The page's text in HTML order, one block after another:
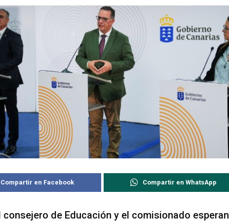
Compartir en Facebook Compartir en WhatsApp
consejero de Educación y el comisionado esperan